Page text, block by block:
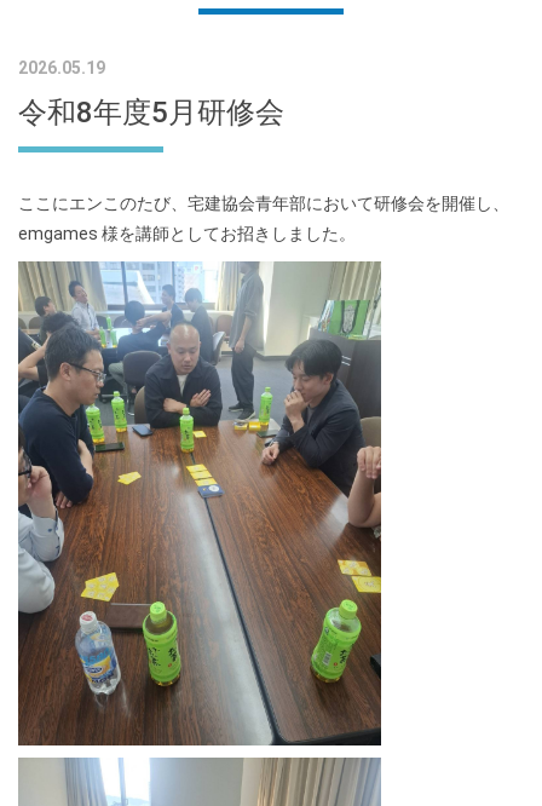
2026.05.19
令和8年度5月研修会
ここにエンこのたび、宅建協会青年部において研修会を開催し、
emgames 様を講師としてお招きしました。